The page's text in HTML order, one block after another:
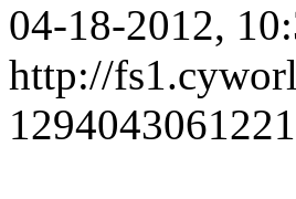
04-18-2012,
http://